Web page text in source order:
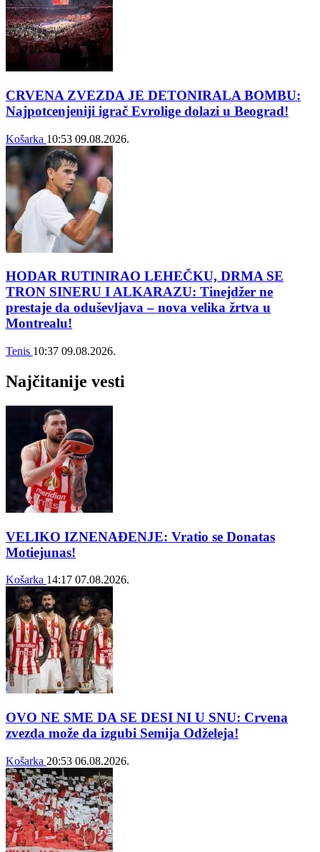
CRVENA ZVEZDA JE DETONIRALA BOMBU:
Najpotcenjeniji igrač Evrolige dolazi u Beograd!
Košarka 10:53 09.08.2026.
HODAR RUTINIRAO LEHEČKU, DRMA SE
TRON SINERU I ALKARAZU: Tinejdžer ne
prestaje da oduševljava – nova velika žrtva u
Montrealu!
Tenis 10:37 09.08.2026.
Najčitanije vesti
VELIKO IZNENAĐENJE: Vratio se Donatas
Motiejunas!
Košarka 14:17 07.08.2026.
OVO NE SME DA SE DESI NI U SNU: Crvena
zvezda može da izgubi Semija Odželeja!
Košarka 20:53 06.08.2026.